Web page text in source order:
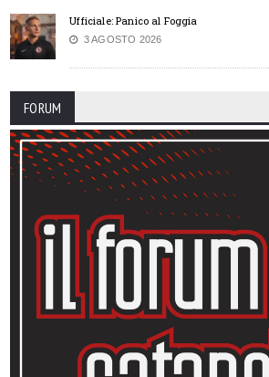
Ufficiale: Panico al Foggia
3 AGOSTO 2026
FORUM